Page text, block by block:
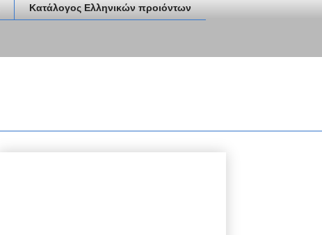
Κατάλογος Ελληνικών προιόντων